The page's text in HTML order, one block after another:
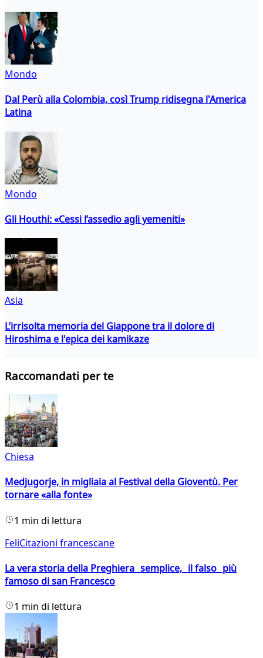
Mondo
Dal Perù alla Colombia, così Trump ridisegna l'America
Latina
Mondo
Gli Houthi: «Cessi l’assedio agli yemeniti»
Asia
L’irrisolta memoria del Giappone tra il dolore di
Hiroshima e l'epica dei kamikaze
Raccomandati per te
Chiesa
Medjugorje, in migliaia al Festival della Gioventù. Per
tornare «alla fonte»
1 min di lettura
FeliCitazioni francescane
La vera storia della Preghiera semplice, il falso più
famoso di san Francesco
1 min di lettura